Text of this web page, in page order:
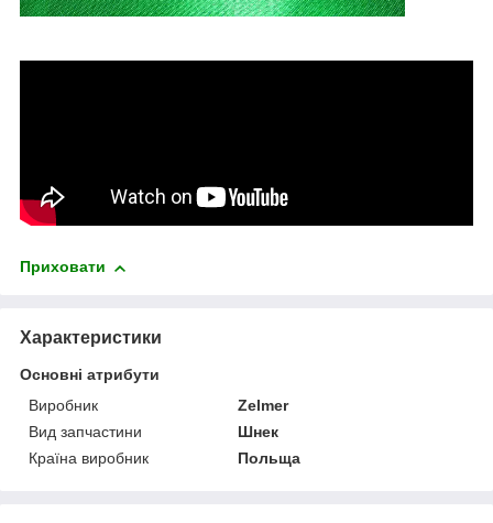
Приховати
Характеристики
Основні атрибути
Виробник
Zelmer
Вид запчастини
Шнек
Країна виробник
Польща